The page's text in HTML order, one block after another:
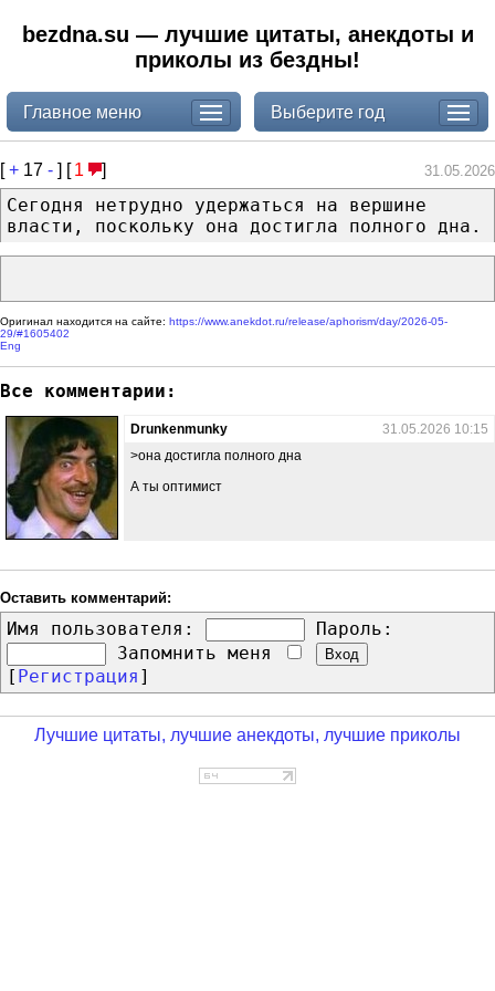
bezdna.su — лучшие цитаты, анекдоты и
приколы из бездны!
Главное меню Выберите год
[+ 17 - ] [ 1 ] 31.05.2026
Сегодня нетрудно удержаться на вершине
власти, поскольку она достигла полного дна.
Оригинал находится на сайте: https://www.anekdot.ru/release/aphorism/day/2026-05-
29/#1605402
Eng
Все комментарии:
Drunkenmunky
31.05.2026 10:15
>она достигла полного дна
А ты оптимист
Оставить комментарий:
Имя пользователя:
Пароль:
Запомнить меня
[ Регистрация ]
Лучшие цитаты, лучшие анекдоты, лучшие приколы